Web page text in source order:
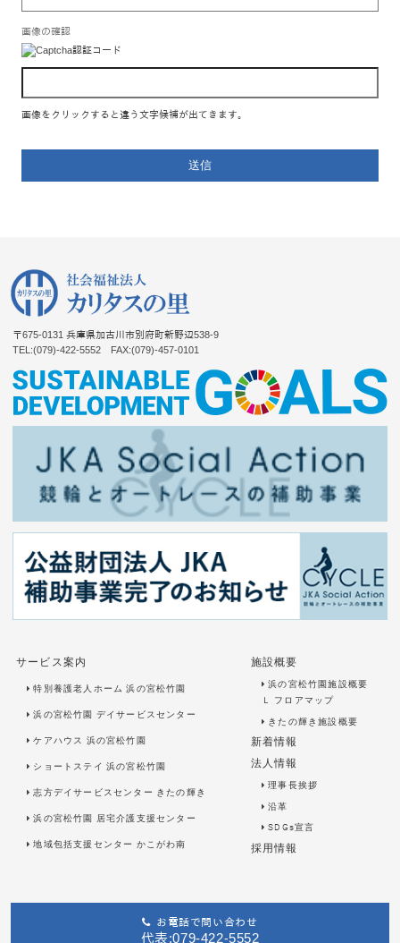
画像の確認
画像をクリックすると違う文字候補が出てきます。
〒675-0131兵庫県加古川市別府町新野辺538-9
TEL:(079)-422-5552 FAX:(079)-457-0101
サービス案内
特別養護老人ホーム 浜の宮松竹園
浜の宮松竹園 デイサービスセンター
ケアハウス 浜の宮松竹園
ショートステイ 浜の宮松竹園
志方デイサービスセンター きたの輝き
浜の宮松竹園 居宅介護支援センター
地域包括支援センター かこがわ南
施設概要
浜の宮松竹園施設概要
Ｌ フロアマップ
きたの輝き施設概要
新着情報
法人情報
理事長挨拶
沿革
SDGs宣言
採用情報
お電話で問い合わせ
代表:079-422-5552